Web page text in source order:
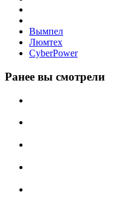
Вымпел
Люмтех
CyberPower
Ранее вы смотрели